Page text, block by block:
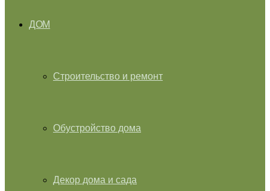
ДОМ
Строительство и ремонт
Обустройство дома
Декор дома и сада